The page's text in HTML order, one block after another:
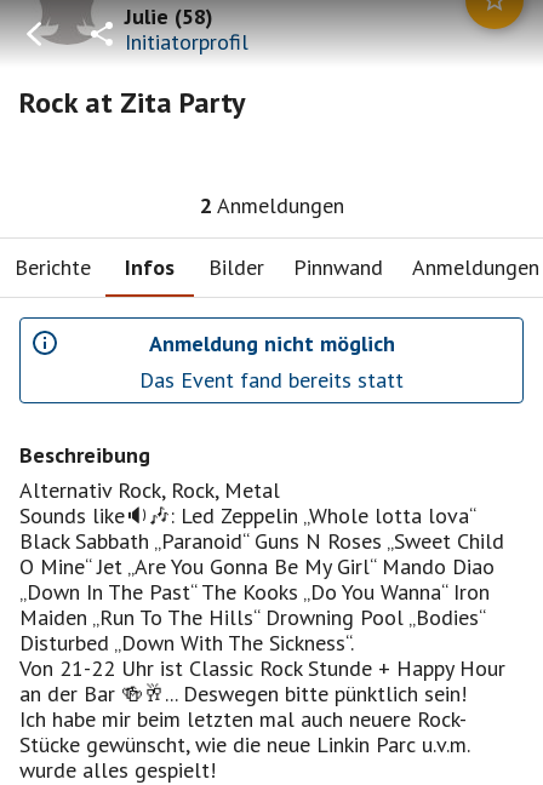
Julie(58)
Initiatorprofil
Rock at Zita Party
2 Anmeldungen
Berichte Infos Bilder Pinnwand Anmeldungen
Anmeldung nicht möglich
Das Event fand bereits statt
Beschreibung
Alternativ Rock, Rock, Metal
Sounds like🔉🎶: Led Zeppelin „Whole lotta lova“
Black Sabbath „Paranoid“ Guns N Roses „Sweet Child
O Mine“ Jet „Are You Gonna Be My Girl“ Mando Diao
„Down In The Past“ The Kooks „Do You Wanna“ Iron
Maiden „Run To The Hills“ Drowning Pool „Bodies“
Disturbed „Down With The Sickness“.
Von 21-22 Uhr ist Classic Rock Stunde + Happy Hour
an der Bar 🍻🥂... Deswegen bitte pünktlich sein!
Ich habe mir beim letzten mal auch neuere Rock-
Stücke gewünscht, wie die neue Linkin Parc u.v.m.
wurde alles gespielt!